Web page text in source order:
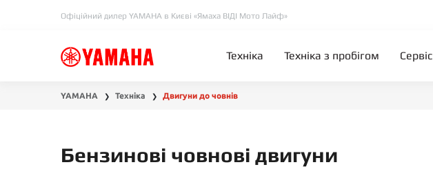
Офіційний дилер YAMAHA в Києві «Ямаха ВІДІ Мото Лайф»
Техніка Техніка з пробігом Сервіс
YAMAHA ❯ Техніка ❯ Двигуни до човнів
Бензинові човнові двигуни